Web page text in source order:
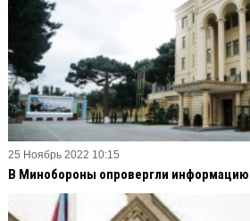
25 Ноябрь 2022 10:15
В Минобороны опровергли